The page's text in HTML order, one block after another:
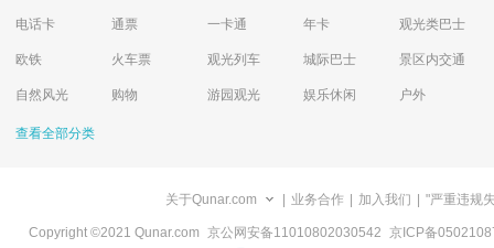
电话卡 通票 一卡通 年卡 观光类巴士
欧铁 火车票 观光列车 城际巴士 景区内交通
自然风光 购物 游园观光 娱乐休闲 户外
查看全部分类
关于Qunar.com 业务合作 加入我们 "严重违规
Copyright ©2021 Qunar.com 京公网安备11010802030542 京ICP备